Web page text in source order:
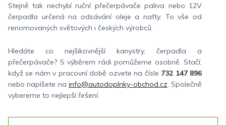
Stejně tak nechybí ruční přečerpávače paliva nebo 12V
čerpadla určená na odsávání oleje a nafty. To vše od
renomovaných světových i českých výrobců.
Hledáte co nejšikovnější kanystry, čerpadla a
přečerpávače? S výběrem rádi pomůžeme osobně. Stačí,
když se nám v pracovní době ozvete na čísle 732 147 896
nebo napíšete na info@autodoplnky-obchod.cz. Společně
vybereme to nejlepší řešení.